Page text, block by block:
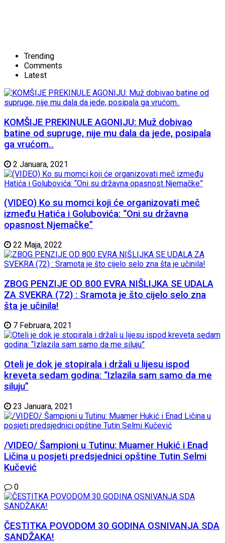
Trending
Comments
Latest
KOMŠIJE PREKINULE AGONIJU: Muž dobivao
batine od supruge, nije mu dala da jede, posipala
ga vrućom..
2 Januara, 2021
(VIDEO) Ko su momci koji će organizovati meč
između Hatića i Golubovića: “Oni su državna
opasnost Njemačke”
22 Maja, 2022
ZBOG PENZIJE OD 800 EVRA NIŠLIJKA SE UDALA
ZA SVEKRA (72) : Sramota je što cijelo selo zna
šta je učinila!
7 Februara, 2021
Oteli je dok je stopirala i držali u lijesu ispod
kreveta sedam godina: “Izlazila sam samo da me
siluju”
23 Januara, 2021
/VIDEO/ Šampioni u Tutinu: Muamer Hukić i Enad
Ličina u posjeti predsjednici opštine Tutin Selmi
Kučević
0
ČESTITKA POVODOM 30 GODINA OSNIVANJA SDA
SANDŽAKA!